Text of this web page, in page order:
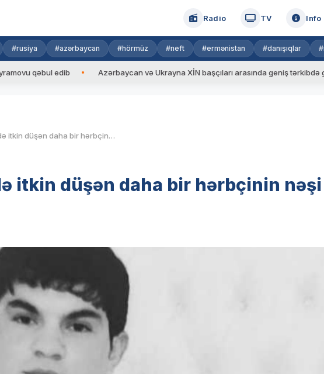
Radio TV Info
#rusiya #azərbaycan #hörmüz #neft #ermənistan #danışıqlar
edib Azərbaycan və Ukrayna XİN başçıları arasında geniş tərkibdə görüş
Vətən müharibəsində itkin düşən daha bir hərbçinin nəşi tapılıb
itkin düşən daha bir hərbçinin nəşi